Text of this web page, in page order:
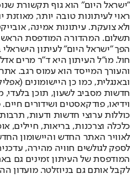
"ישראל היום" הוא גוף תקשורת
ראוי לעיתונות טובה יותר,
ולא צועקת. עיתונות אמינה,
הפך "ישראל היום" לעיתון
חול. מו"ל העיתון היא ד"ר מרים
והעורך המייסד הוא עמוס רגב.
חדשות מסביב לשעון, תוכן בלעדי,
וידיאו, פודקאסטים ושידורים
כוללות ערוצי חדשות ודעות, תרבות
לאוויר האתר החדש והיישומון
לספק לגולשים חוויה מהירה,
המודפסת של העיתון זמינים גם
לקבל אותם גם בניוזלטר. מועדון